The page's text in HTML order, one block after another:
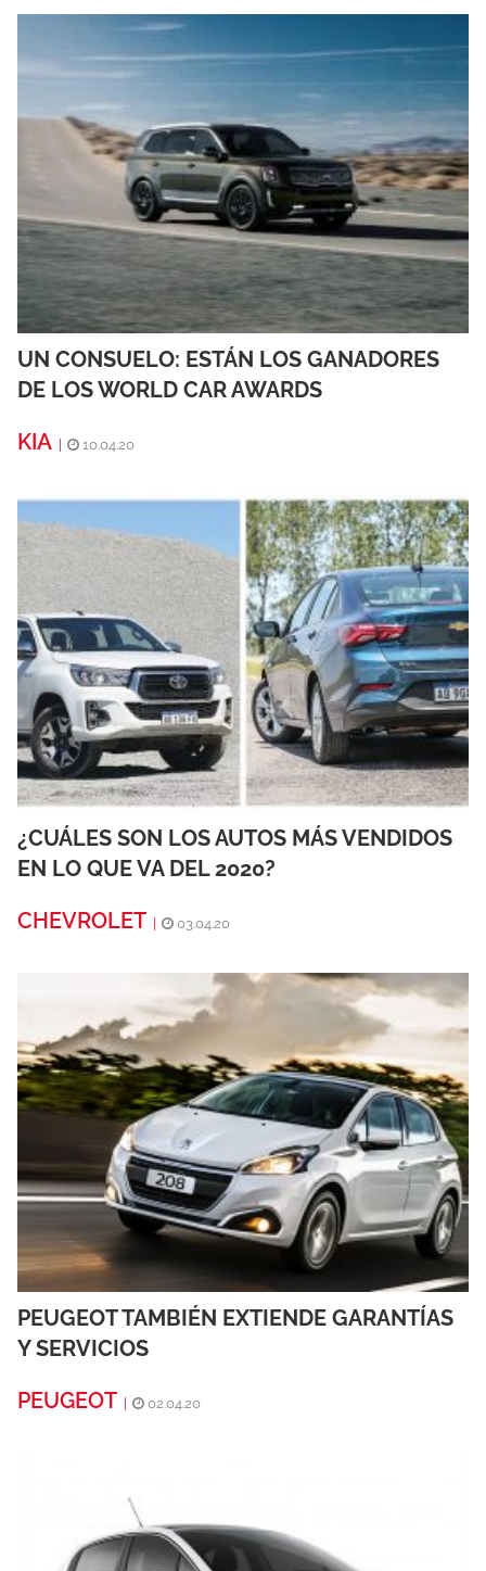
UN CONSUELO: ESTÁN LOS GANADORES
DE LOS WORLD CAR AWARDS
KIA
10.04.20
¿CUÁLES SON LOS AUTOS MÁS VENDIDOS
EN LO QUE VA DEL 2020?
CHEVROLET
03.04.20
PEUGEOT TAMBIÉN EXTIENDE GARANTÍAS
Y SERVICIOS
PEUGEOT
02.04.20